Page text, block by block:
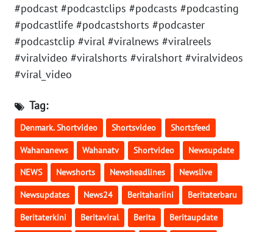
#podcast #podcastclips #podcasts #podcasting
#podcastlife #podcastshorts #podcaster
#podcastclip #viral #viralnews #viralreels
#viralvideo #viralshorts #viralshort #viralvideos
#viral_video
Tag:
Denmark. Shortvideo Shortsvideo Shortsfeed
Wahananews Wahanatv Shortvideo Newsupdate
NEWS Newshorts Newsheadlines Newslive
Newsupdates News24 Beritahariini Beritaterbaru
Beritaterkini Beritaviral Berita Beritaupdate
WN
NTT
WN
PAPUA
WN
PAPUA
BARAT
WN